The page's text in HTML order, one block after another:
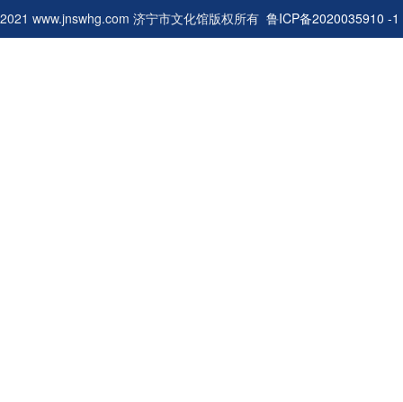
2021 www.jnswhg.com 济宁市文化馆版权所有 鲁ICP备2020035910 -1